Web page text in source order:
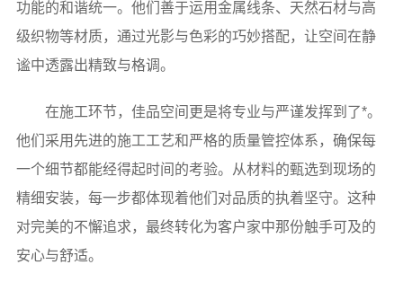
功能的和谐统一。他们善于运用金属线条、天然石材与高
级织物等材质，通过光影与色彩的巧妙搭配，让空间在静
谧中透露出精致与格调。
在施工环节，佳品空间更是将专业与严谨发挥到了*。
他们采用先进的施工工艺和严格的质量管控体系，确保每
一个细节都能经得起时间的考验。从材料的甄选到现场的
精细安装，每一步都体现着他们对品质的执着坚守。这种
对完美的不懈追求，最终转化为客户家中那份触手可及的
安心与舒适。